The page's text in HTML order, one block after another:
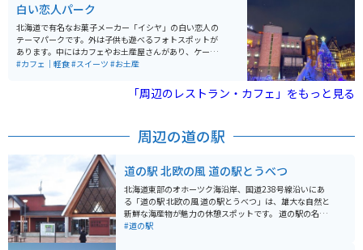
は、夏季営業期間（４月下旬～１１月上旬）の限定販
売。季節限定でプルーン・ブルーベリー・さくらんぼ・
イチゴなどの果物狩りも行っています。のどかな自然の
中でゆっくりソフトクリームを食べるのがおすすめで
す。
白い恋人パーク
北海道で有名なお菓子メーカー「イシヤ」の白い恋人の
テーマパークです。外は子供も遊べるフォトスポットが
あります。中にはカフェやお土産屋さんがあり、ケーキ
や、パフェを楽しめます。工場が併設しているので有料
#カフェ｜軽食#スイーツ #お土産
「周辺のレストラン・カフェ」をもっと見る
周辺の道の駅
道の駅 北欧の風 道の駅とうべつ
北海道東部のオホーツク海沿岸、国道238号線沿いにあ
る「道の駅 北欧の風 道の駅とうべつ」は、雄大な自然と
新鮮な海産物が魅力の休憩スポットです。 道の駅の名前
にもなっている「北欧の風」をイメージした三角屋根の
#道の駅